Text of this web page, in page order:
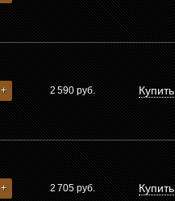
+ 2 590 руб. Купить
+ 2 705 руб. Купить